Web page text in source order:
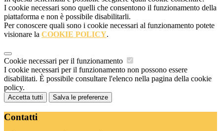
I cookie necessari sono quelli che consentono il funzionamento della
piattaforma e non è possibile disabilitarli.
Per conoscere quali sono i cookie necessari al funzionamento potete
visionare la COOKIE POLICY.
Cookie necessari per il funzionamento
I cookie necessari per il funzionamento non possono essere
disabilitati. È possibile consultare l'elenco nella pagina della cookie
policy.
Accetta tutti Salva le preferenze
Contatti